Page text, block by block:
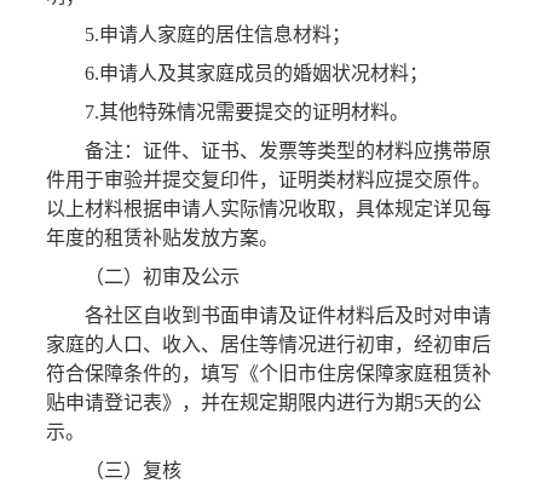
5.申请人家庭的居住信息材料；
6.申请人及其家庭成员的婚姻状况材料；
7.其他特殊情况需要提交的证明材料。
备注：证件、证书、发票等类型的材料应携带原
件用于审验并提交复印件，证明类材料应提交原件。
以上材料根据申请人实际情况收取，具体规定详见每
年度的租赁补贴发放方案。
（二）初审及公示
各社区自收到书面申请及证件材料后及时对申请
家庭的人口、收入、居住等情况进行初审，经初审后
符合保障条件的，填写《个旧市住房保障家庭租赁补
贴申请登记表》，并在规定期限内进行为期5天的公
示。
（三）复核